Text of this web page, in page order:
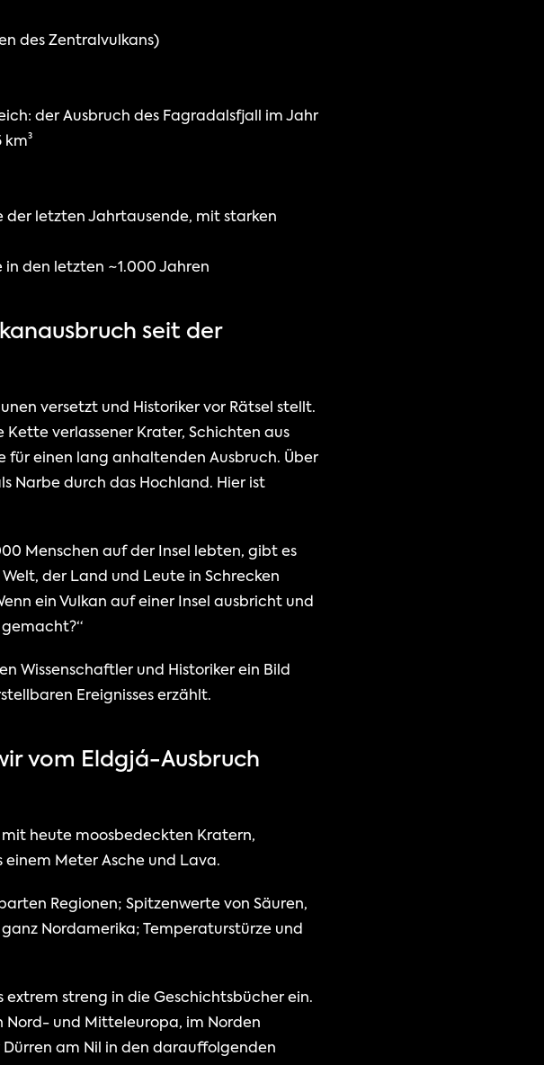
des Zentralvulkans)
der Ausbruch des Fagradalsfjall im Jahr
km³
der letzten Jahrtausende, mit starken
den letzten ~1.000 Jahren
seit der
versetzt und Historiker vor Rätsel stellt.
verlassener Krater, Schichten aus
für einen lang anhaltenden Ausbruch. Über
Narbe durch das Hochland. Hier ist
Menschen auf der Insel lebten, gibt es
der Land und Leute in Schrecken
ein Vulkan auf einer Insel ausbricht und
Wissenschaftler und Historiker ein Bild
Ereignisses erzählt.
vom Eldgjá-Ausbruch
heute moosbedeckten Kratern,
Meter Asche und Lava.
Regionen; Spitzenwerte von Säuren,
Nordamerika; Temperaturstürze und
streng in die Geschichtsbücher ein.
Nord- und Mitteleuropa, im Norden
am Nil in den darauffolgenden